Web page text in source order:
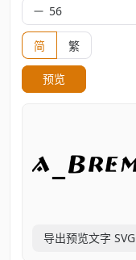
简 繁
预览
导出预览文字 SVG